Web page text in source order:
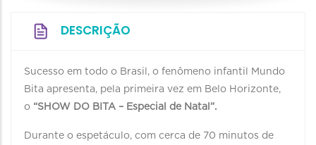
DESCRIÇÃO
Sucesso em todo o Brasil, o fenômeno infantil Mundo
Bita apresenta, pela primeira vez em Belo Horizonte,
o “SHOW DO BITA – Especial de Natal”.
Durante o espetáculo, com cerca de 70 minutos de